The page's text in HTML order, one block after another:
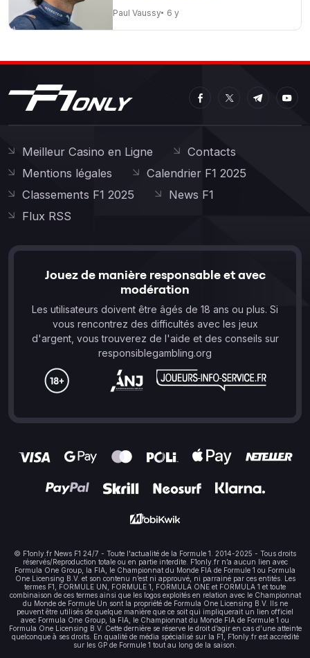
Paul Vaussy 6 y
Meilleur Casino en Ligne
Contacts
Mentions légales
Calendrier F1 2025
Classements F1 2025
News F1
Flux RSS
Jouez de manière responsable et avec
modération
Les utilisateurs doivent être âgés de 18 ans ou plus. Si
vous rencontrez des difficultés avec les jeux
d'argent, vous trouverez de l'aide et des conseils sur
responsiblegambling.org
© F1only.fr News F1 24/7 - Toute l'actualité de la Formule 1. 2014-2025 - Tous droits
réservés/Reproduction totale ou en partie interdite. F1only.fr n’a aucun lien avec
Formula One Group, la FIA, le Championnat du Monde FIA de Formule 1 ou Formula
One Licensing B.V. et son contenu n’est ni approuvé, ni parrainé par ces entités. Les
termes F1, FORMULE UN, FORMULE 1, FORMULA ONE et FORMULA 1 et toute
combinaison de ces termes ainsi que les logos exploités en relation avec le Championnat
du Monde de Formule Un sont la propriété de Formula One Licensing B.V. Ils ne
peuvent être utilisés de quelque manière que ce soit qui impliquerait un lien officiel
avec Formula One Group, la FIA, le Championnat du Monde FIA de Formule 1 ou
Formula One Licensing B.V. Cette dernière se réserve le droit d’agir en cas d’une atteinte
quelconque à ses droits. En qualité de média spécialisé sur la F1, F1only.fr est accrédité
sur les GP de Formule 1 tout au long de la saison.